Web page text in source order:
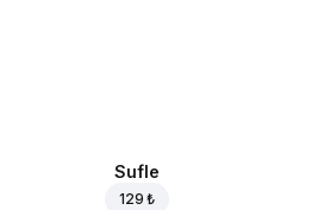
Sufle
129 ₺